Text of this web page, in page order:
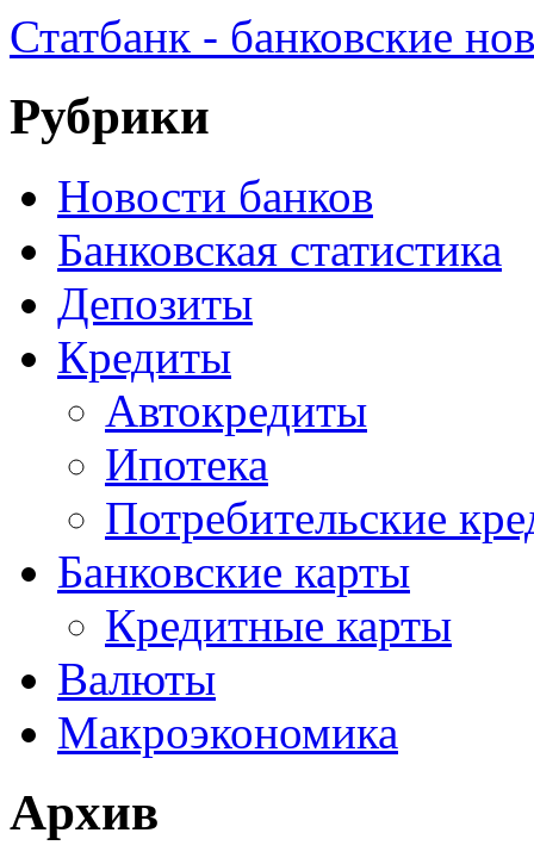
Статбанк - банковские
Рубрики
Новости банков
Банковская статистика
Депозиты
Кредиты
Автокредиты
Ипотека
Потребительские
Банковские карты
Кредитные карты
Валюты
Макроэкономика
Архив